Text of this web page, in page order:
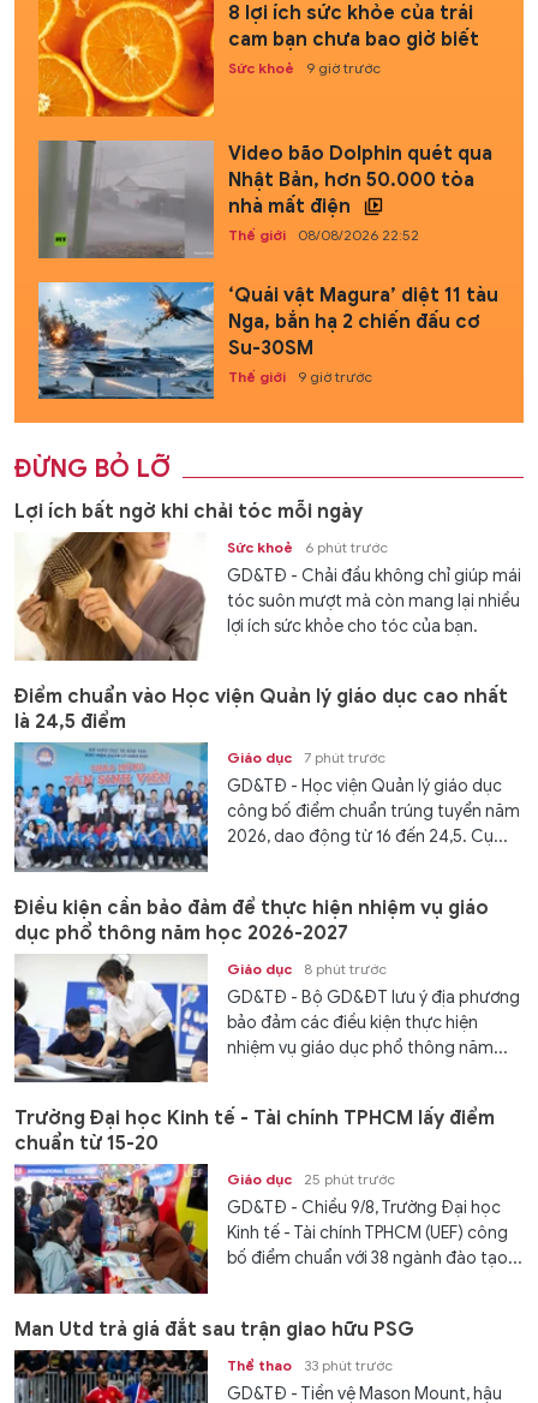
8 lợi ích sức khỏe của trái
cam bạn chưa bao giờ biết
Sức khoẻ 9 giờ trước
Video bão Dolphin quét qua
Nhật Bản, hơn 50.000 tòa
nhà mất điện
Thế giới 08/08/2026 22:52
‘Quái vật Magura’ diệt 11 tàu
Nga, bắn hạ 2 chiến đấu cơ
Su-30SM
Thế giới 9 giờ trước
ĐỪNG BỎ LỠ
Lợi ích bất ngờ khi chải tóc mỗi ngày
Sức khoẻ 6 phút trước
GD&TĐ - Chải đầu không chỉ giúp mái
tóc suôn mượt mà còn mang lại nhiều
lợi ích sức khỏe cho tóc của bạn.
Điểm chuẩn vào Học viện Quản lý giáo dục cao nhất
là 24,5 điểm
Giáo dục 7 phút trước
GD&TĐ - Học viện Quản lý giáo dục
công bố điểm chuẩn trúng tuyển năm
2026, dao động từ 16 đến 24,5. Cụ...
Điều kiện cần bảo đảm để thực hiện nhiệm vụ giáo
dục phổ thông năm học 2026-2027
Giáo dục 8 phút trước
GD&TĐ - Bộ GD&ĐT lưu ý địa phương
bảo đảm các điều kiện thực hiện
nhiệm vụ giáo dục phổ thông năm...
Trường Đại học Kinh tế - Tài chính TPHCM lấy điểm
chuẩn từ 15-20
Giáo dục 25 phút trước
GD&TĐ - Chiều 9/8, Trường Đại học
Kinh tế - Tài chính TPHCM (UEF) công
bố điểm chuẩn với 38 ngành đào tạo...
Man Utd trả giá đắt sau trận giao hữu PSG
Thể thao 33 phút trước
GD&TĐ - Tiền vệ Mason Mount, hậu